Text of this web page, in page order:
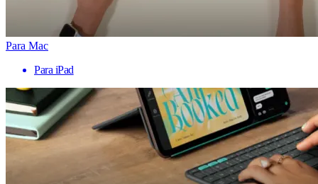
Para Mac
Para iPad